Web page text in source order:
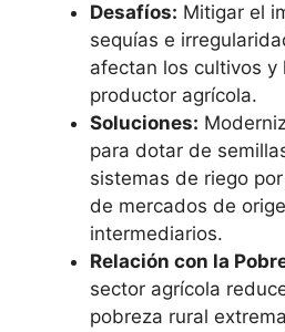
Desafíos: Mitigar el
sequías e
afectan los cultivos y
productor agrícola.
Soluciones:
para dotar de
sistemas de riego
de mercados de
intermediarios.
Relación con la
sector agrícola
pobreza rural